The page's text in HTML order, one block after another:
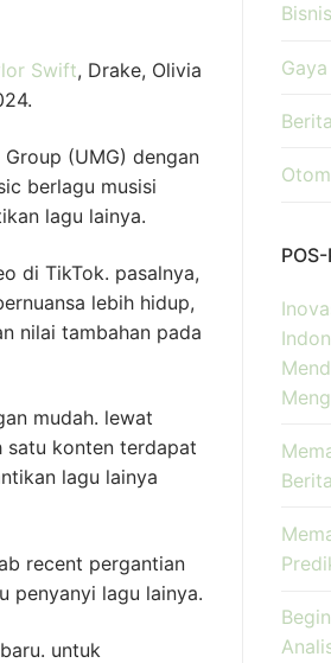
Swift, Drake, Olivia
(UMG) dengan
berlagu musisi
lagu lainya.
di TikTok. pasalnya,
lebih hidup,
nilai tambahan pada
mudah. lewat
satu konten terdapat
lagu lainya
recent pergantian
penyanyi lagu lainya.
untuk
Bisnis
Berita